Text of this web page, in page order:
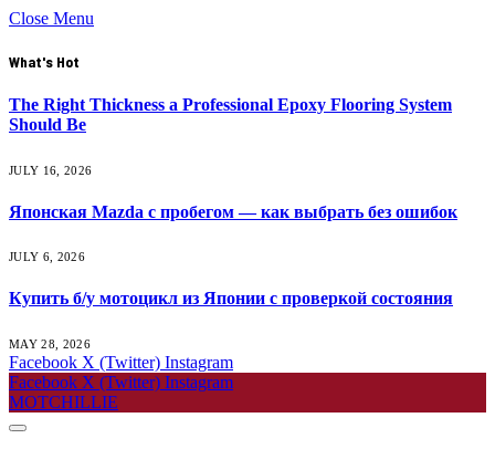
Close Menu
What's Hot
The Right Thickness a Professional Epoxy Flooring System
Should Be
JULY 16, 2026
Японская Mazda с пробегом — как выбрать без ошибок
JULY 6, 2026
Купить б/у мотоцикл из Японии с проверкой состояния
MAY 28, 2026
Facebook X (Twitter) Instagram
Facebook X (Twitter) Instagram
MOTCHILLIE